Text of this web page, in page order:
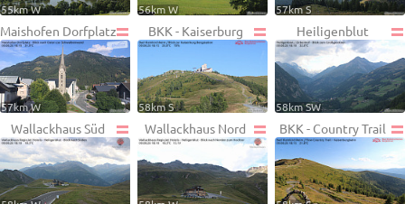
55km W 56km W 57km S
Maishofen Dorfplatz
57km W
BKK - Kaiserburg
58km S
Heiligenblut
58km SW
Wallackhaus Süd Wallackhaus Nord BKK - Country Trail